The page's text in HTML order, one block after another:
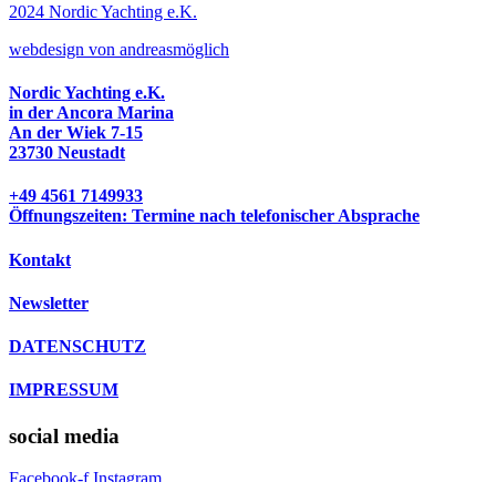
2024 Nordic Yachting e.K.
webdesign von andreasmöglich
Nordic Yachting e.K.
in der Ancora Marina
An der Wiek 7-15
23730 Neustadt
+49 4561 7149933
Öffnungszeiten: Termine nach telefonischer Absprache
Kontakt
Newsletter
DATENSCHUTZ
IMPRESSUM
social media